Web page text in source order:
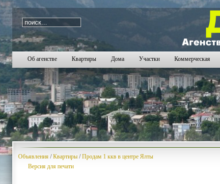
i=1187
Об агенстве Квартиры Дома Участки Коммерческая
Объявления /Квартиры /Продам 1 ккв в центре Ялты
Версия для печати